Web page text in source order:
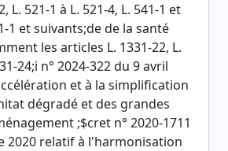
L. 521-1 à L. 521-4, L. 541-1 et
1 et suivants;de de la santé
les articles L. 1331-22, L.
24;i n° 2024-322 du 9 avril
et à la simplification
dégradé et des grandes
;$cret n° 2020-1711
2020 relatif à l'harmonisation